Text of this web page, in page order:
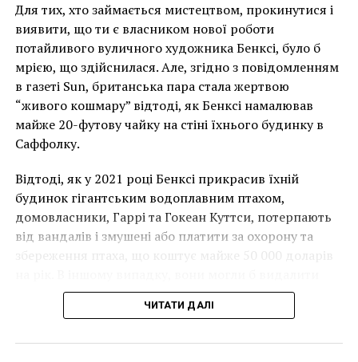
виставлений на продаж досі прикріпленим до
частини блакитної стіни, на якій він був
намальований.
Харінг, який переїхав до Нью-Йорка в 1978 році,
щоб навчатися в Школі візуальних мистецтв, часто
повертався, щоб відвідати будинок своєї родини в
Пенсільванії. Крістін Ізабель Оклендер, історик
у Пенсільванії виставити роботу на аукціон.
Оклендер вважає, що художник, швидше за все,
створив малюнок золотою ручкою під час візиту
перед своєю смертю 1990 року у віці 27 років від
На аукціон цієї осені разом із малюнком будуть
виставлені два плакати, які Харінг зробив для
Для тих, хто займається мистецтвом, прокинутися і
виявити, що ти є власником нової роботи
потайливого вуличного художника Бенксі, було б
мрією, що здійснилася. Але, згідно з повідомленням
в газеті Sun, британська пара стала жертвою
“живого кошмару” відтоді, як Бенксі намалював
майже 20-футову чайку на стіні їхнього будинку в
Саффолку.
Відтоді, як у 2021 році Бенксі прикрасив їхній
будинок гігантським водоплавним птахом,
домовласники, Гаррі та Гокеан Куттси, потерпають
від вандалів і змушені або платити за охорону та
збереження птаха, що коштує майже 50 000 доларів
мурал, що може коштувати до чверті мільйона
доларів.
ЧИТАТИ ДАЛІ